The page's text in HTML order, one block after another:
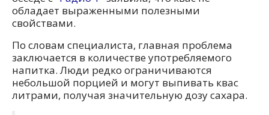
обладает выраженными полезными
свойствами.
По словам специалиста, главная проблема
заключается в количестве употребляемого
напитка. Люди редко ограничиваются
небольшой порцией и могут выпивать квас
литрами, получая значительную дозу сахара.